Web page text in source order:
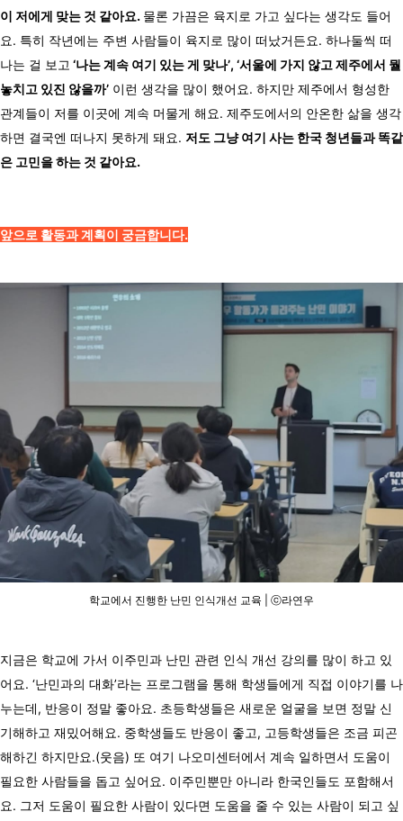
이 저에게 맞는 것 같아요. 물론 가끔은 육지로 가고 싶다는 생각도 들어
요. 특히 작년에는 주변 사람들이 육지로 많이 떠났거든요. 하나둘씩 떠
나는 걸 보고 ‘나는 계속 여기 있는 게 맞나’, ‘서울에 가지 않고 제주에서 뭘
놓치고 있진 않을까’ 이런 생각을 많이 했어요. 하지만 제주에서 형성한
관계들이 저를 이곳에 계속 머물게 해요. 제주도에서의 안온한 삶을 생각
하면 결국엔 떠나지 못하게 돼요. 저도 그냥 여기 사는 한국 청년들과 똑같
은 고민을 하는 것 같아요.
앞으로 활동과 계획이 궁금합니다.
학교에서 진행한 난민 인식개선 교육 | ⓒ라연우
지금은 학교에 가서 이주민과 난민 관련 인식 개선 강의를 많이 하고 있
어요. ‘난민과의 대화’라는 프로그램을 통해 학생들에게 직접 이야기를 나
누는데, 반응이 정말 좋아요. 초등학생들은 새로운 얼굴을 보면 정말 신
기해하고 재밌어해요. 중학생들도 반응이 좋고, 고등학생들은 조금 피곤
해하긴 하지만요.(웃음) 또 여기 나오미센터에서 계속 일하면서 도움이
필요한 사람들을 돕고 싶어요. 이주민뿐만 아니라 한국인들도 포함해서
요. 그저 도움이 필요한 사람이 있다면 도움을 줄 수 있는 사람이 되고 싶